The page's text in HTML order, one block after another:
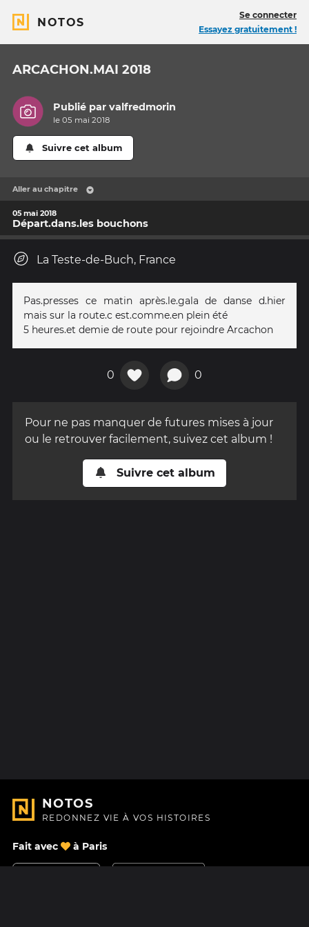
NOTOS
Se connecter
Essayez gratuitement !
ARCACHON.MAI 2018
Publié parvalfredmorin
le 05 mai 2018
Suivre cet album
Aller au chapitre
05 mai 2018
Départ.dans.les bouchons
La Teste-de-Buch, France
Pas.presses ce matin après.le.gala de danse d.hier
mais sur la route.c est.comme.en plein été
5 heures.et demie de route pour rejoindre Arcachon
0 0
Pour ne pas manquer de futures mises à jour
ou le retrouver facilement, suivez cet album !
Suivre cet album
NOTOS
REDONNEZ VIE À VOS HISTOIRES
Fait avec à Paris